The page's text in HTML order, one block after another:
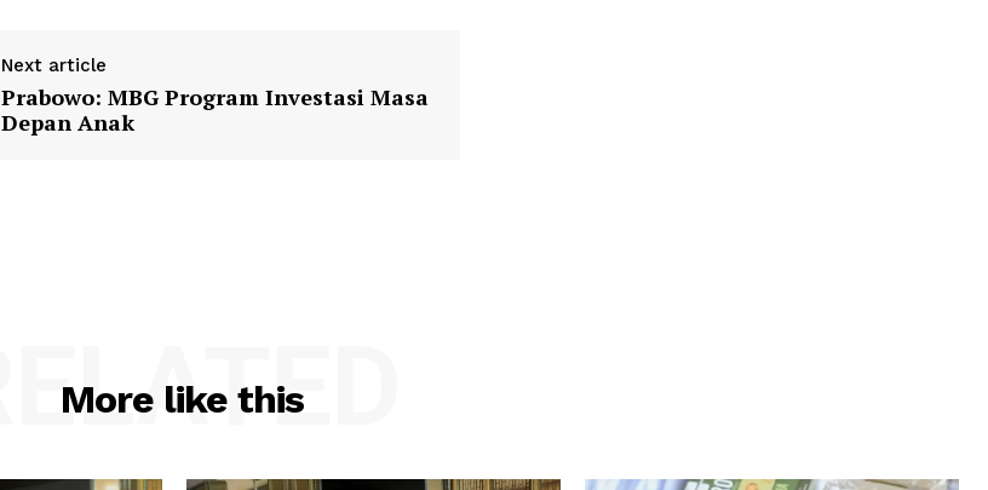
Next article
Prabowo: MBG Program Investasi Masa
Depan Anak
More like this
RELATED